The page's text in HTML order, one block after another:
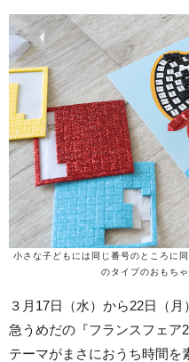
小さな子どもには同じ番号のところに
のタイプのおもち
３月17日（水）から22日（
急うめだの『フランスフェア
テーマがまさにおうち時間を